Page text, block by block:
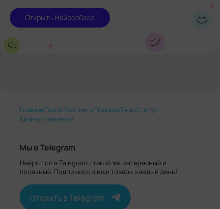
Открыть Нейрообзор
ГлавнаяПоискРейтингиПомощьО насСтатус
Бизнес-решения
Мы в Telegram
Нейро.топ в Telegram - такой же интересный и
полезный. Подпишись и ищи товары каждый день!
Открыть в Telegram